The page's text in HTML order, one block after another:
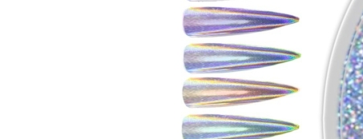
Nail Sticker
Nail Art Folien
Nail Stamping
Glitter
INK Colors
Nail Art Sets
Airbrush